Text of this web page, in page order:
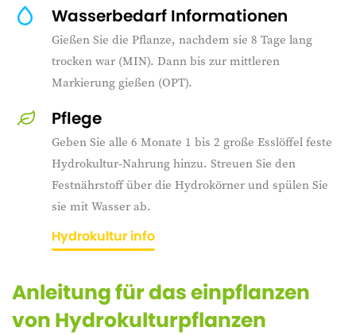
Wasserbedarf Informationen
Gießen Sie die Pflanze, nachdem sie 8 Tage lang
trocken war (MIN). Dann bis zur mittleren
Markierung gießen (OPT).
Pflege
Geben Sie alle 6 Monate 1 bis 2 große Esslöffel feste
Hydrokultur-Nahrung hinzu. Streuen Sie den
Festnährstoff über die Hydrokörner und spülen Sie
sie mit Wasser ab.
Hydrokultur info
Anleitung für das einpflanzen
von Hydrokulturpflanzen